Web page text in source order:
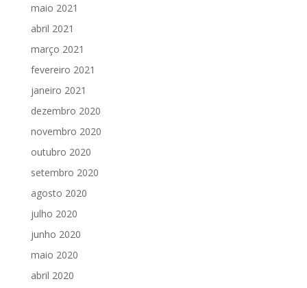
maio 2021
abril 2021
março 2021
fevereiro 2021
janeiro 2021
dezembro 2020
novembro 2020
outubro 2020
setembro 2020
agosto 2020
julho 2020
junho 2020
maio 2020
abril 2020